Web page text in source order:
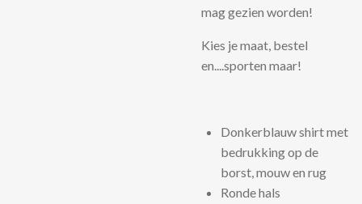
mag gezien worden!
Kies je maat, bestel
en....sporten maar!
Donkerblauw shirt met
bedrukking op de
borst, mouw en rug
Ronde hals